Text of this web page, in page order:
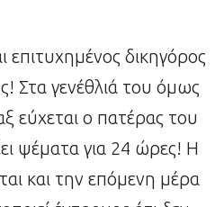
επιτυχημένος δικηγόρος
Στα γενέθλιά του όμως
εύχεται ο πατέρας του
ψέματα για 24 ώρες! Η
και την επόμενη μέρα